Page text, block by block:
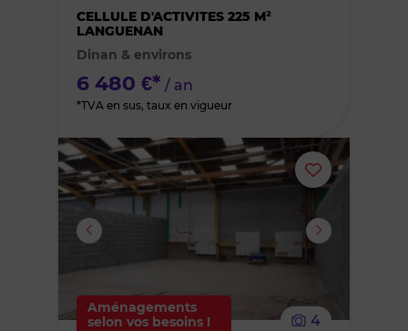
CELLULE D'ACTIVITES 225 M²
LANGUENAN
Dinan & environs
6 480 €* / an
*TVA en sus, taux en vigueur
Ajouter
ou
Aménagements
selon vos besoins !
4